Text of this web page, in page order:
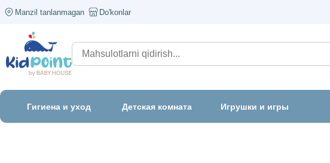
Manzil tanlanmagan Do'konlar
Гигиена и уход Детская комната Игрушки и игры